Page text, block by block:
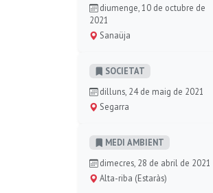
diumenge, 10 de octubre de
2021
Sanaüja
SOCIETAT
dilluns, 24 de maig de 2021
Segarra
MEDI AMBIENT
dimecres, 28 de abril de 2021
Alta-riba (Estaràs)